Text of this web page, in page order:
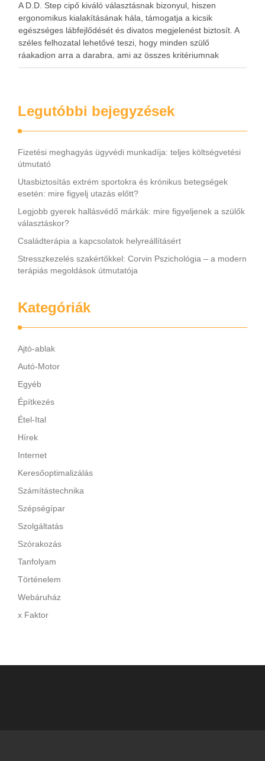
A D.D. Step cipő kiváló választásnak bizonyul, hiszen
ergonomikus kialakításának hála, támogatja a kicsik
egészséges lábfejlődését és divatos megjelenést biztosít. A
széles felhozatal lehetővé teszi, hogy minden szülő
ráakadjon arra a darabra, ami az összes kritériumnak
megfelel. A D.D. Step cipő tartós és légáteresztő, ami annak
Legutóbbi bejegyzések
Fizetési meghagyás ügyvédi munkadíja: teljes költségvetési
útmutató
Utasbiztosítás extrém sportokra és krónikus betegségek
esetén: mire figyelj utazás előtt?
Legjobb gyerek hallásvédő márkák: mire figyeljenek a szülők
választáskor?
Családterápia a kapcsolatok helyreállításért
Stresszkezelés szakértőkkel: Corvin Pszichológia – a modern
terápiás megoldások útmutatója
Kategóriák
Ajtó-ablak
Autó-Motor
Egyéb
Építkezés
Étel-Ital
Hírek
Internet
Keresőoptimalizálás
Számítástechnika
Szépségípar
Szolgáltatás
Szórakozás
Tanfolyam
Történelem
Webáruház
x Faktor